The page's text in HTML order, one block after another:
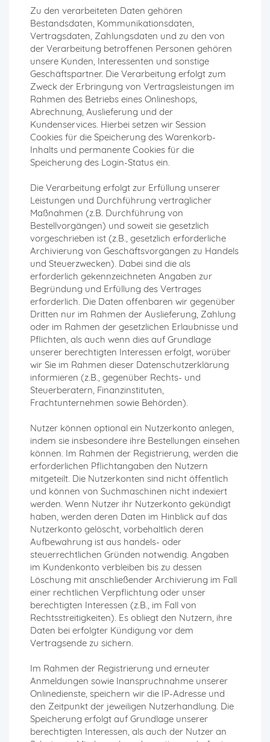
Zu den verarbeiteten Daten gehören
Bestandsdaten, Kommunikationsdaten,
Vertragsdaten, Zahlungsdaten und zu den von
der Verarbeitung betroffenen Personen gehören
unsere Kunden, Interessenten und sonstige
Geschäftspartner. Die Verarbeitung erfolgt zum
Zweck der Erbringung von Vertragsleistungen im
Rahmen des Betriebs eines Onlineshops,
Abrechnung, Auslieferung und der
Kundenservices. Hierbei setzen wir Session
Cookies für die Speicherung des Warenkorb-
Inhalts und permanente Cookies für die
Speicherung des Login-Status ein.
Die Verarbeitung erfolgt zur Erfüllung unserer
Leistungen und Durchführung vertraglicher
Maßnahmen (z.B. Durchführung von
Bestellvorgängen) und soweit sie gesetzlich
vorgeschrieben ist (z.B., gesetzlich erforderliche
Archivierung von Geschäftsvorgängen zu Handels
und Steuerzwecken). Dabei sind die als
erforderlich gekennzeichneten Angaben zur
Begründung und Erfüllung des Vertrages
erforderlich. Die Daten offenbaren wir gegenüber
Dritten nur im Rahmen der Auslieferung, Zahlung
oder im Rahmen der gesetzlichen Erlaubnisse und
Pflichten, als auch wenn dies auf Grundlage
unserer berechtigten Interessen erfolgt, worüber
wir Sie im Rahmen dieser Datenschutzerklärung
informieren (z.B., gegenüber Rechts- und
Steuerberatern, Finanzinstituten,
Frachtunternehmen sowie Behörden).
Nutzer können optional ein Nutzerkonto anlegen,
indem sie insbesondere ihre Bestellungen einsehen
können. Im Rahmen der Registrierung, werden die
erforderlichen Pflichtangaben den Nutzern
mitgeteilt. Die Nutzerkonten sind nicht öffentlich
und können von Suchmaschinen nicht indexiert
werden. Wenn Nutzer ihr Nutzerkonto gekündigt
haben, werden deren Daten im Hinblick auf das
Nutzerkonto gelöscht, vorbehaltlich deren
Aufbewahrung ist aus handels- oder
steuerrechtlichen Gründen notwendig. Angaben
im Kundenkonto verbleiben bis zu dessen
Löschung mit anschließender Archivierung im Fall
einer rechtlichen Verpflichtung oder unser
berechtigten Interessen (z.B., im Fall von
Rechtsstreitigkeiten). Es obliegt den Nutzern, ihre
Daten bei erfolgter Kündigung vor dem
Vertragsende zu sichern.
Im Rahmen der Registrierung und erneuter
Anmeldungen sowie Inanspruchnahme unserer
Onlinedienste, speichern wir die IP-Adresse und
den Zeitpunkt der jeweiligen Nutzerhandlung. Die
Speicherung erfolgt auf Grundlage unserer
berechtigten Interessen, als auch der Nutzer an